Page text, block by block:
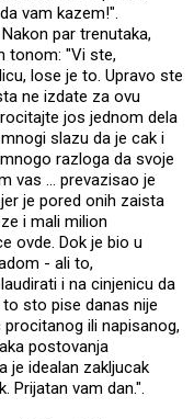
vam kazem!".
par trenutaka,
tonom: "Vi ste,
lose je to. Upravo ste
ne izdate za ovu
jos jednom dela
slazu da je cak i
razloga da svoje
vas ... prevazisao je
je pored onih zaista
i mali milion
ovde. Dok je bio u
- ali to,
i na cinjenicu da
sto pise danas nije
ili napisanog,
postovanja
je idealan zakljucak
Prijatan vam dan.".